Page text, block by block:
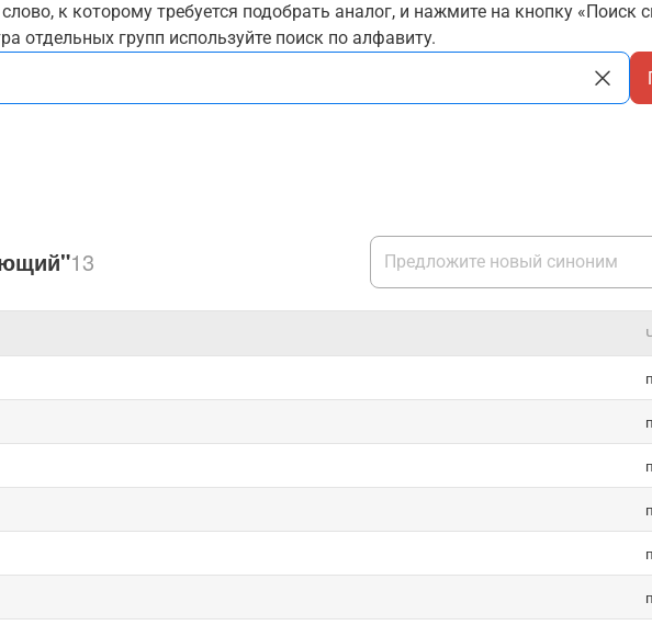
к которому требуется подобрать аналог, и нажмите на кнопку «Поиск
отдельных групп используйте поиск по алфавиту.
13